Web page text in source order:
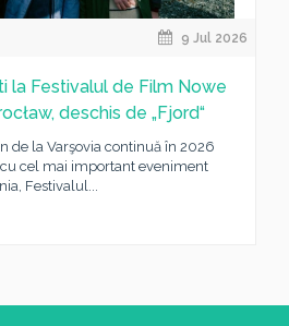
9 Jul 2026
la Festivalul de Film Nowe
deschis de „Fjord“
de la Varşovia continuă în 2026
cel mai important eveniment
Festivalul...